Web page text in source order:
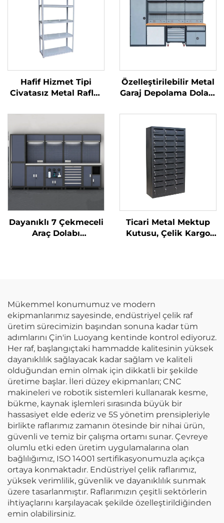
Hafif Hizmet Tipi
Civatasız Metal Raflar
Raf Garaj Rafı
Standı Mağaza Rafları
Özelleştirilebilir Metal
Garaj Depolama Dolabı
Organizasyon Sistemi
Duvar Dolabı Araç
Takımı Dolabı
Dayanıklı 7 Çekmeceli
Araç Dolabı
Ticari Metal Mektup
Kutusu, Çelik Kargo
Mükemmel konumumuz ve modern
ekipmanlarımız sayesinde, endüstriyel çelik raf
üretim sürecimizin başından sonuna kadar tüm
adımlarını Çin'in Luoyang kentinde kontrol ediyoruz.
Her raf, başlangıçtaki hammadde kalitesinin yüksek
dayanıklılık sağlayacak kadar sağlam ve kaliteli
olduğundan emin olmak için dikkatli bir şekilde
üretime başlar. İleri düzey ekipmanları; CNC
makineleri ve robotik sistemleri kullanarak kesme,
bükme, kaynak işlemleri sırasında büyük bir
hassasiyet elde ederiz ve 5S yönetim prensipleriyle
birlikte raflarımız zamanın ötesinde bir nihai ürün,
güvenli ve temiz bir çalışma ortamı sunar. Çevreye
olumlu etki eden üretim uygulamalarına olan
bağlılığımız, ISO 14001 sertifikasyonumuzla açıkça
ortaya konmaktadır. Endüstriyel çelik raflarımız,
yüksek verimlilik, güvenlik ve dayanıklılık sunmak
üzere tasarlanmıştır. Raflarımızın çeşitli sektörlerin
ihtiyaçlarını karşılayacak şekilde özelleştirildiğinden
emin olabilirsiniz.